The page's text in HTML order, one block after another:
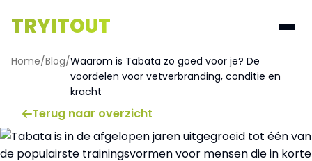
TRYITOUT
Home/Blog/Waarom is Tabata zo goed voor je? De
voordelen voor vetverbranding, conditie en
kracht
Terug naar overzicht